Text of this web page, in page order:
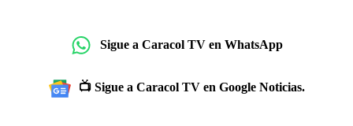
Sigue a Caracol TV en WhatsApp
📺 Sigue a Caracol TV en Google Noticias.